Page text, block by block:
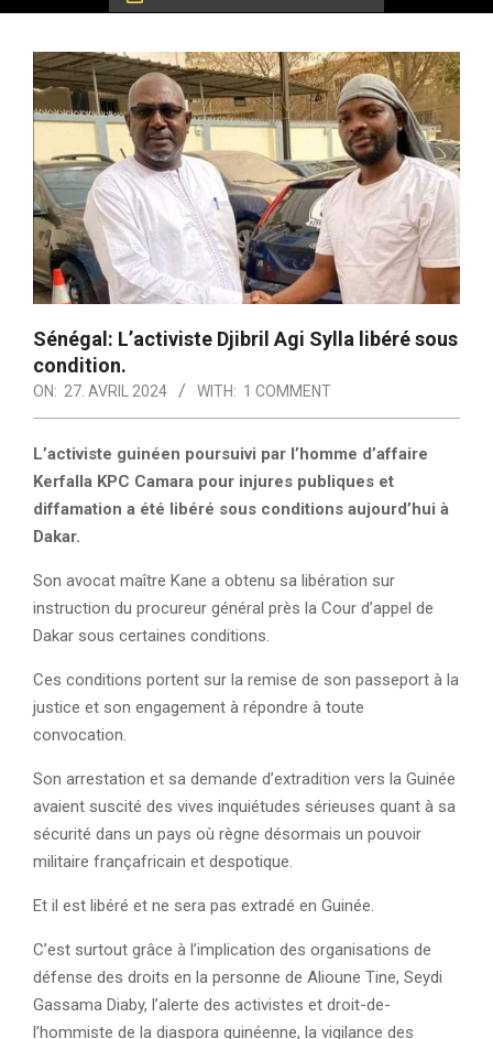
Sénégal: L’activiste Djibril Agi Sylla libéré sous
condition.
ON: 27. AVRIL 2024 WITH: 1 COMMENT
L’activiste guinéen poursuivi par l’homme d’affaire
Kerfalla KPC Camara pour injures publiques et
diffamation a été libéré sous conditions aujourd’hui à
Dakar.
Son avocat maître Kane a obtenu sa libération sur
instruction du procureur général près la Cour d’appel de
Dakar sous certaines conditions.
Ces conditions portent sur la remise de son passeport à la
justice et son engagement à répondre à toute
convocation.
Son arrestation et sa demande d’extradition vers la Guinée
avaient suscité des vives inquiétudes sérieuses quant à sa
sécurité dans un pays où règne désormais un pouvoir
militaire françafricain et despotique.
Et il est libéré et ne sera pas extradé en Guinée.
C’est surtout grâce à l’implication des organisations de
défense des droits en la personne de Alioune Tine, Seydi
Gassama Diaby, l’alerte des activistes et droit-de-
l’hommiste de la diaspora guinéenne, la vigilance des